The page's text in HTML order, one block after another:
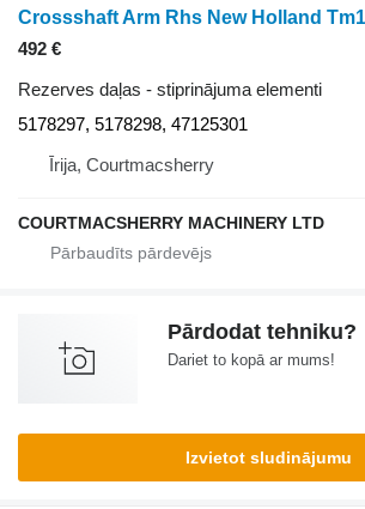
492 €
Rezerves daļas - stiprinājuma elementi
5178297, 5178298, 47125301
Īrija, Courtmacsherry
COURTMACSHERRY MACHINERY LTD
Pārdodat tehniku?
Dariet to kopā ar mums!
Izvietot sludinājumu